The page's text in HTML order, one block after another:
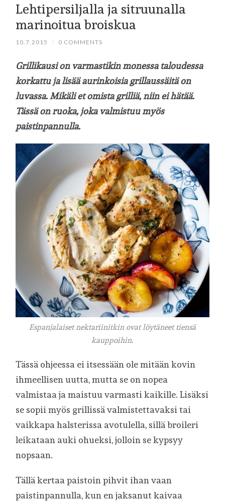
Lehtipersiljalla ja sitruunalla
marinoitua broiskua
10.7.2015 / 0 COMMENTS
Grillikausi on varmastikin monessa taloudessa
korkattu ja lisää aurinkoisia grillaussäitä on
luvassa. Mikäli et omista grilliä, niin ei hätää.
Tässä on ruoka, joka valmistuu myös
paistinpannulla.
Espanjalaiset nektariinitkin ovat löytäneet tiensä
kauppoihin.
Tässä ohjeessa ei itsessään ole mitään kovin
ihmeellisen uutta, mutta se on nopea
valmistaa ja maistuu varmasti kaikille. Lisäksi
se sopii myös grillissä valmistettavaksi tai
vaikkapa halsterissa avotulella, sillä broileri
leikataan auki ohueksi, jolloin se kypsyy
nopsaan.
Tällä kertaa paistoin pihvit ihan vaan
paistinpannulla, kun en jaksanut kaivaa